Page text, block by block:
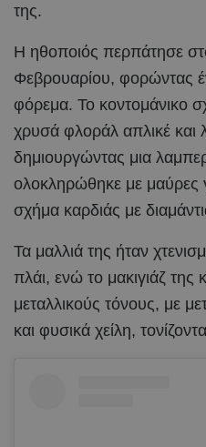
της.
Η ηθοποιός περπάτησε
Φεβρουαρίου, φορώντας
φόρεμα. Το κοντομάνικο
χρυσά φλοράλ απλικέ και
δημιουργώντας μια
ολοκληρώθηκε με μαύρες
σχήμα καρδιάς με
Τα μαλλιά της ήταν
πλάι, ενώ το μακιγιάζ της
μεταλλικούς τόνους, με
και φυσικά χείλη,